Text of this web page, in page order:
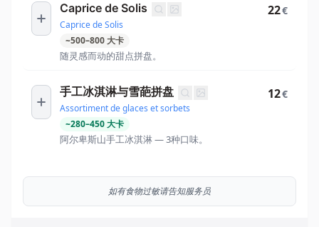
Caprice de Solis
Caprice de Solis
~500–800大卡
随灵感而动的甜点拼盘。
22€
手工冰淇淋与雪葩拼盘
Assortiment de glaces et sorbets
~280–450大卡
阿尔卑斯山手工冰淇淋 — 3种口味。
12€
如有食物过敏请告知服务员